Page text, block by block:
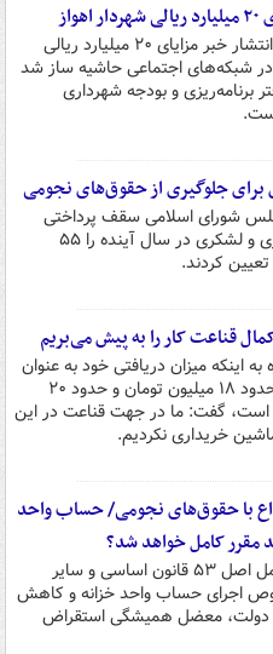
با وجود اینکه انتشار خبر مزایای ۲۰ میلیارد ریالی
در شبکه‌های اجتماعی حاشیه ساز شد
برنامه‌ریزی و بودجه شهرداری
جلوگیری از حقوق‌های نجومی
شورای اسلامی سقف پرداختی
کارکنان کشوری و لشکری در سال آینده را ۵۵
کردند.
قناعت کار را به پیش می‌بریم
به اینکه میزان دریافتی خود به عنوان
ریاست شورا حدود ۱۸ میلیون تومان و حدود ۲۰
است، گفت: ما در جهت قناعت در این
خریداری نکردیم.
با حقوق‌های نجومی/ حساب واحد
مقرر کامل خواهد شد؟
عدم اجرای کامل اصل ۵۳ قانون اساسی و سایر
اجرای حساب واحد خزانه و کاهش
دولت، معضل همیشگی استقراض